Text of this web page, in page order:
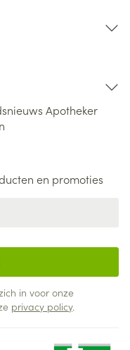
Apotheker
en promoties
in voor onze
privacy policy.